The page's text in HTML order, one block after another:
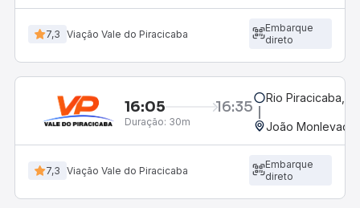
7,3 Viação Vale do Piracicaba
Embarque
direto
16:05 16:35
Duração: 30m
Rio Piracicaba,
João
7,3 Viação Vale do Piracicaba
Embarque
direto